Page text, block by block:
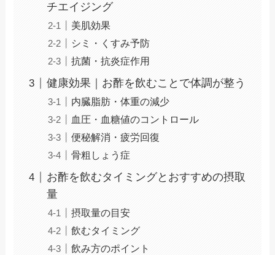
チエイジング
美肌効果
シミ・くすみ予防
抗菌・抗炎症作用
健康効果｜お酢を飲むことで体調が整う
内臓脂肪・体重の減少
血圧・血糖値のコントロール
便秘解消・疲労回復
骨粗しょう症
お酢を飲むタイミングとおすすめの摂取
量
摂取量の目安
飲むタイミング
飲み方のポイント